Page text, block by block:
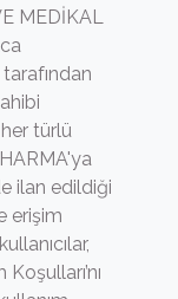
MEDİKAL
türlü
ilan edildiği
erişim